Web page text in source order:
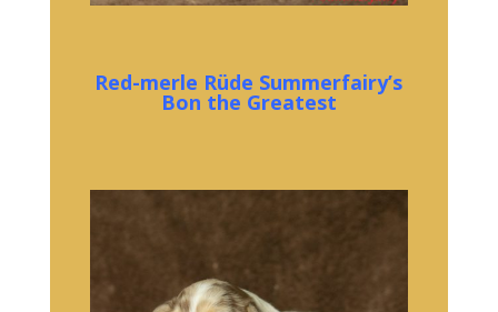
Red-merle Rüde Summerfairy’s
Bon the Greatest